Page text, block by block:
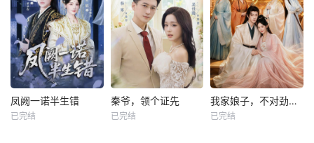
凤阙一诺半生错
已完结
秦爷，领个证先
已完结
我家娘子，不对劲第四季
已完结